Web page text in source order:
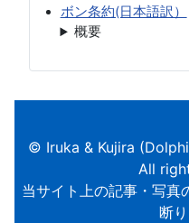
ボン条約(日本語訳）
概要
© Iruka & Kujira
All
当サイト上の記事・写真
断り